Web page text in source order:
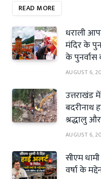
READ MORE
धराली
मंदिर के
के पुनर्वास
AUGUST 6,
उत्तराखंड
बदरीनाथ
श्रद्धालु
AUGUST 6,
सीएम
वर्षा के